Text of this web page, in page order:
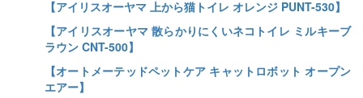
【アイリスオーヤマ 上から猫トイレ オレンジ PUNT-530】
【アイリスオーヤマ 散らかりにくいネコトイレ ミルキーブ
ラウン CNT-500】
【オートメーテッドペットケア キャットロボット オープン
エアー】